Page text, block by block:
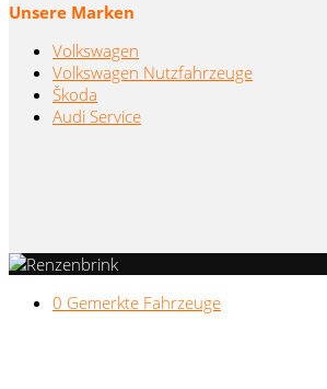
Unsere Marken
Volkswagen
Volkswagen Nutzfahrzeuge
Škoda
Audi Service
0 Gemerkte Fahrzeuge